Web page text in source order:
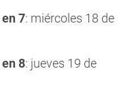
7: miércoles 18 de
8: jueves 19 de